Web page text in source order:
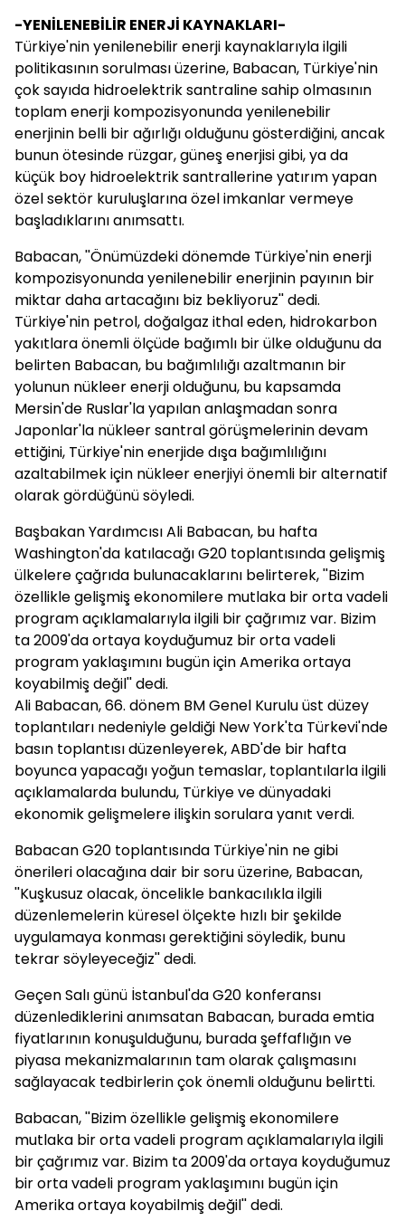
-YENİLENEBİLİR ENERJİ KAYNAKLARI-
Türkiye'nin yenilenebilir enerji kaynaklarıyla ilgili
politikasının sorulması üzerine, Babacan, Türkiye'nin
çok sayıda hidroelektrik santraline sahip olmasının
toplam enerji kompozisyonunda yenilenebilir
enerjinin belli bir ağırlığı olduğunu gösterdiğini, ancak
bunun ötesinde rüzgar, güneş enerjisi gibi, ya da
küçük boy hidroelektrik santrallerine yatırım yapan
özel sektör kuruluşlarına özel imkanlar vermeye
başladıklarını anımsattı.
Babacan, ''Önümüzdeki dönemde Türkiye'nin enerji
kompozisyonunda yenilenebilir enerjinin payının bir
miktar daha artacağını biz bekliyoruz'' dedi.
Türkiye'nin petrol, doğalgaz ithal eden, hidrokarbon
yakıtlara önemli ölçüde bağımlı bir ülke olduğunu da
belirten Babacan, bu bağımlılığı azaltmanın bir
yolunun nükleer enerji olduğunu, bu kapsamda
Mersin'de Ruslar'la yapılan anlaşmadan sonra
Japonlar'la nükleer santral görüşmelerinin devam
ettiğini, Türkiye'nin enerjide dışa bağımlılığını
azaltabilmek için nükleer enerjiyi önemli bir alternatif
olarak gördüğünü söyledi.
Başbakan Yardımcısı Ali Babacan, bu hafta
Washington'da katılacağı G20 toplantısında gelişmiş
ülkelere çağrıda bulunacaklarını belirterek, ''Bizim
özellikle gelişmiş ekonomilere mutlaka bir orta vadeli
program açıklamalarıyla ilgili bir çağrımız var. Bizim
ta 2009'da ortaya koyduğumuz bir orta vadeli
program yaklaşımını bugün için Amerika ortaya
koyabilmiş değil'' dedi.
Ali Babacan, 66. dönem BM Genel Kurulu üst düzey
toplantıları nedeniyle geldiği New York'ta Türkevi'nde
basın toplantısı düzenleyerek, ABD'de bir hafta
boyunca yapacağı yoğun temaslar, toplantılarla ilgili
açıklamalarda bulundu, Türkiye ve dünyadaki
ekonomik gelişmelere ilişkin sorulara yanıt verdi.
Babacan G20 toplantısında Türkiye'nin ne gibi
önerileri olacağına dair bir soru üzerine, Babacan,
''Kuşkusuz olacak, öncelikle bankacılıkla ilgili
düzenlemelerin küresel ölçekte hızlı bir şekilde
uygulamaya konması gerektiğini söyledik, bunu
tekrar söyleyeceğiz'' dedi.
Geçen Salı günü İstanbul'da G20 konferansı
düzenlediklerini anımsatan Babacan, burada emtia
fiyatlarının konuşulduğunu, burada şeffaflığın ve
piyasa mekanizmalarının tam olarak çalışmasını
sağlayacak tedbirlerin çok önemli olduğunu belirtti.
Babacan, ''Bizim özellikle gelişmiş ekonomilere
mutlaka bir orta vadeli program açıklamalarıyla ilgili
bir çağrımız var. Bizim ta 2009'da ortaya koyduğumuz
bir orta vadeli program yaklaşımını bugün için
Amerika ortaya koyabilmiş değil'' dedi.